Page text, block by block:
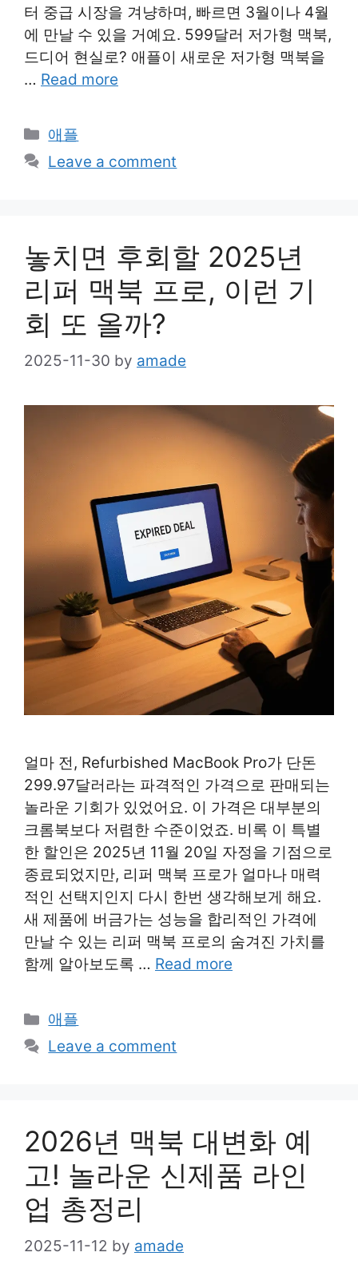
터 중급 시장을 겨냥하며, 빠르면 3월이나 4월
에 만날 수 있을 거예요. 599달러 저가형 맥북,
드디어 현실로? 애플이 새로운 저가형 맥북을
… Read more
Categories
애플
Leave a comment
놓치면 후회할 2025년
리퍼 맥북 프로, 이런 기
회 또 올까?
2025-11-30 by amade
얼마 전, Refurbished MacBook Pro가 단돈
299.97달러라는 파격적인 가격으로 판매되는
놀라운 기회가 있었어요. 이 가격은 대부분의
크롬북보다 저렴한 수준이었죠. 비록 이 특별
한 할인은 2025년 11월 20일 자정을 기점으로
종료되었지만, 리퍼 맥북 프로가 얼마나 매력
적인 선택지인지 다시 한번 생각해보게 해요.
새 제품에 버금가는 성능을 합리적인 가격에
만날 수 있는 리퍼 맥북 프로의 숨겨진 가치를
함께 알아보도록 … Read more
Categories
애플
Leave a comment
2026년 맥북 대변화 예
고! 놀라운 신제품 라인
업 총정리
2025-11-12 by amade